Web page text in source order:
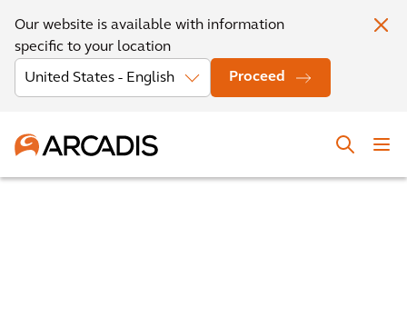
Our website is available with information
specific to your location
Proceed